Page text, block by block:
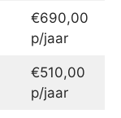
€690,00
p/jaar
€510,00
p/jaar